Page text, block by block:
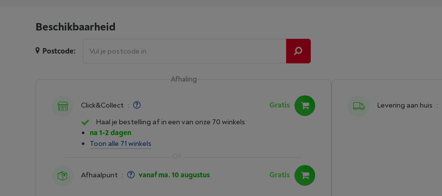
Beschikbaarheid
Postcode:
Levering aan huis :
Afhaling
Click&Collect :
Gratis
Haal je bestelling af in een van onze 70 winkels
na 1-2 dagen
Toon alle 71 winkels
Afhaalpunt : vanaf ma. 10 augustus Gratis